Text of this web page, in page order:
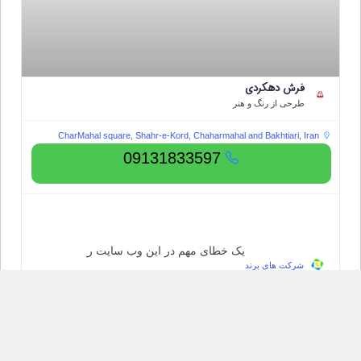
فرش دهکردی
طرحی از رنگ و هنر
CharMahal square, Shahr-e-Kord, Chaharmahal and Bakhtiari, Iran
09131833597
شرکت های برند
یک خطای مهم در این وب سایت رخ داده است.